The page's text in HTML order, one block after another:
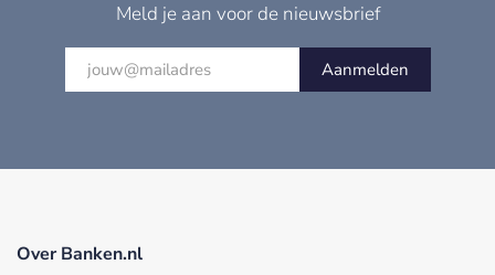
Meld je aan voor de nieuwsbrief
Aanmelden
Over Banken.nl